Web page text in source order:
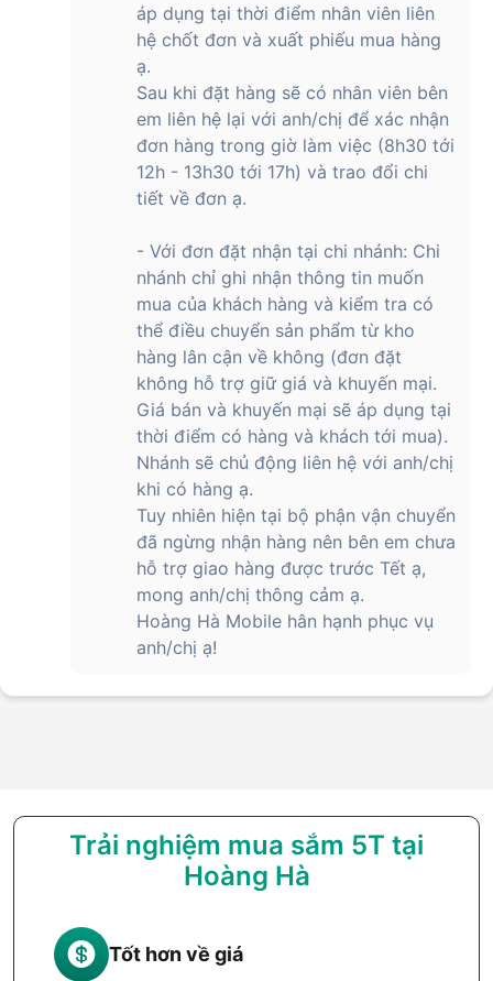
Chạy bộ
Đi bộ đường dài
Đạp xe
Lặn
Và hơn 21 chế độ luyện tập cho các bộ
môn khác
SOS Khẩn Cấp
Còi Báo
Đèn Pin
Phát Hiện Ngã
Tọa Độ Điểm Khả Dụng Cuộc Gọi
Khẩn Cấp Sau Cùng
Quay Về
Giám Sát Tiếng Ồn
Chế Độ Ban Đêm cho mặt đồng hồ
Apple Watch Ultra: Mô-đun Ultra,
Người Tìm Đường, Chạy Định Hướng
Ngăn Xếp Thông Minh
Hoạt Động
Tìm Chính Xác
Apple Pay
Gọi điện, nhắn tin
Phát nhạc
GymKit
Lên đến 42 giờ khi sử dụng bình
thường
Lên đến 72 giờ ở Chế Độ Nguồn Điện
Thấp
phút
Hệ điều hành watchOS
LTE và UMTS
Wi-Fi 4 (802.11n), băng tần kép
Bluetooth 5.3
áp dụng tại thời điểm nhân viên liên
hệ chốt đơn và xuất phiếu mua hàng
ạ.
Sau khi đặt hàng sẽ có nhân viên bên
em liên hệ lại với anh/chị để xác nhận
đơn hàng trong giờ làm việc (8h30 tới
12h - 13h30 tới 17h) và trao đổi chi
tiết về đơn ạ.
- Với đơn đặt nhận tại chi nhánh: Chi
nhánh chỉ ghi nhận thông tin muốn
mua của khách hàng và kiểm tra có
thể điều chuyển sản phẩm từ kho
hàng lân cận về không (đơn đặt
không hỗ trợ giữ giá và khuyến mại.
Giá bán và khuyến mại sẽ áp dụng tại
thời điểm có hàng và khách tới mua).
Nhánh sẽ chủ động liên hệ với anh/chị
khi có hàng ạ.
Tuy nhiên hiện tại bộ phận vận chuyển
đã ngừng nhận hàng nên bên em chưa
hỗ trợ giao hàng được trước Tết ạ,
mong anh/chị thông cảm ạ.
Hoàng Hà Mobile hân hạnh phục vụ
anh/chị ạ!
Trải nghiệm mua sắm 5T tại
Hoàng Hà
Tốt hơn về giá